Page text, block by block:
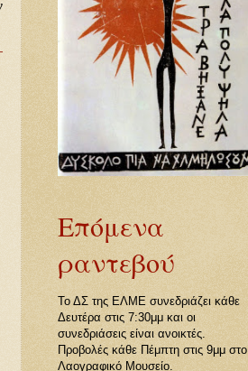
Επόμενα
ραντεβού
Το ΔΣ της ΕΛΜΕ συνεδριάζει κάθε
Δευτέρα στις 7:30μμ και οι
συνεδριάσεις είναι ανοικτές.
Προβολές κάθε Πέμπτη στις 9μμ στο
Λαογραφικό Μουσείο.